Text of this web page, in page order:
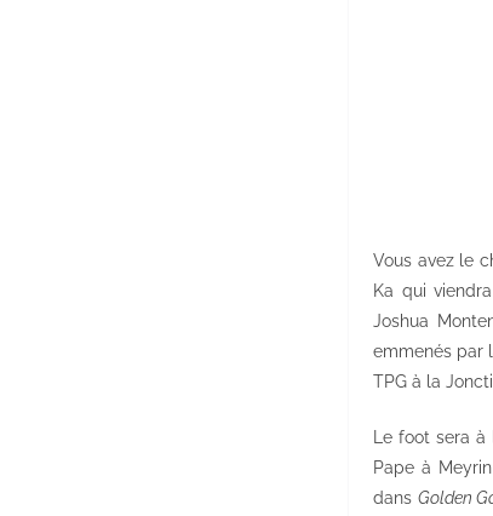
Vous avez le
Ka qui
Joshua
emmenés par
TPG à la
Le foot sera
Pape à
dans Golden